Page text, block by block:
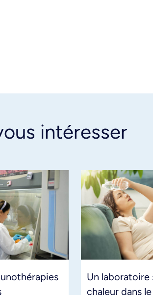
intéresser
Un laboratoire
chaleur dans